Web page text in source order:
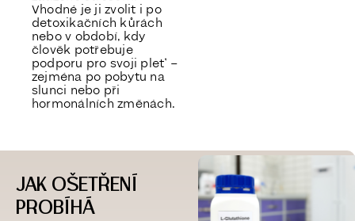
Vhodné je ji zvolit i po
detoxikačních kůrách
nebo v období, kdy
člověk potřebuje
podporu pro svoji pleť –
zejména po pobytu na
slunci nebo při
hormonálních změnách.
JAK OŠETŘENÍ
PROBÍHÁ